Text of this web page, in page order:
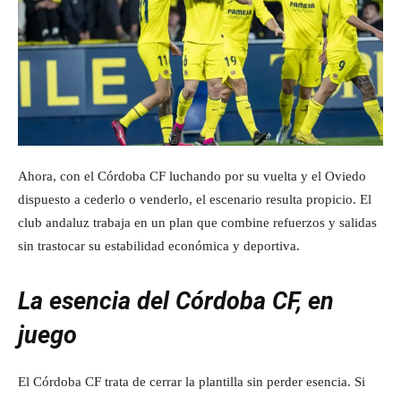
Ahora, con el Córdoba CF luchando por su vuelta y el Oviedo
dispuesto a cederlo o venderlo, el escenario resulta propicio. El
club andaluz trabaja en un plan que combine refuerzos y salidas
sin trastocar su estabilidad económica y deportiva.
La esencia del Córdoba CF, en
juego
El Córdoba CF trata de cerrar la plantilla sin perder esencia. Si